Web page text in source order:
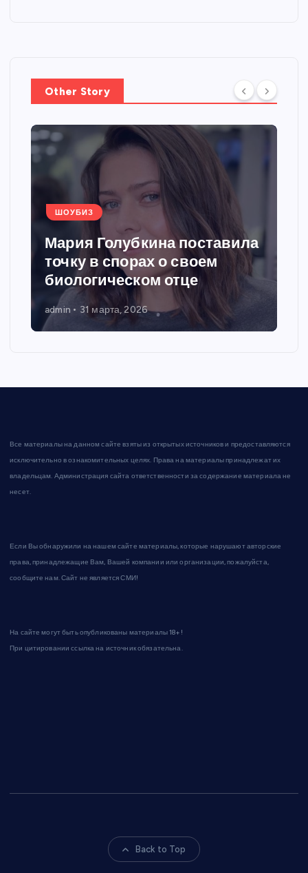
Other Story
ШОУБИЗ
Мария Голубкина поставила
точку в спорах о своем
биологическом отце
admin 31 марта, 2026
Все материалы на данном сайте взяты из открытых источников и предоставляются
исключительно в ознакомительных целях. Права на материалы принадлежат их
владельцам. Администрация сайта ответственности за содержание материала не
несет.
Если Вы обнаружили на нашем сайте материалы, которые нарушают авторские
права, принадлежащие Вам, Вашей компании или организации, пожалуйста,
сообщите нам. Сайт не является СМИ!
На сайте могут быть опубликованы материалы 18+!
При цитировании ссылка на источник обязательна.
Back to Top